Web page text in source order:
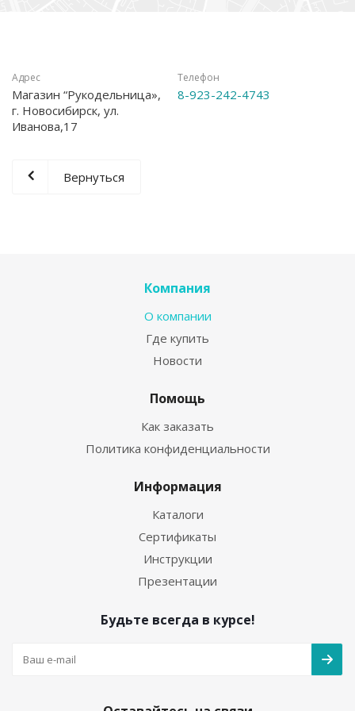
Адрес
Магазин “Рукодельница»,
г. Новосибирск, ул.
Иванова,17
Телефон
8-923-242-4743
Вернуться
Компания
О компании
Где купить
Новости
Помощь
Как заказать
Политика конфиденциальности
Информация
Каталоги
Сертификаты
Инструкции
Презентации
Будьте всегда в курсе!